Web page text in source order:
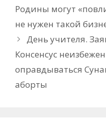
Родины могут
не нужен такой
День учителя.
Консенсус
оправдываться
аборты